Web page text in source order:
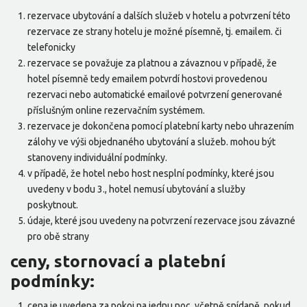
rezervace ubytování a dalších služeb v hotelu a potvrzení této
rezervace ze strany hotelu je možné písemně, tj. emailem. či
telefonicky
rezervace se považuje za platnou a závaznou v případě, že
hotel písemně tedy emailem potvrdí hostovi provedenou
rezervaci nebo automatické emailové potvrzení generované
příslušným online rezervačním systémem.
rezervace je dokončena pomocí platební karty nebo uhrazením
zálohy ve výši objednaného ubytování a služeb. mohou být
stanoveny individuální podmínky.
v případě, že hotel nebo host nesplní podmínky, které jsou
uvedeny v bodu 3., hotel nemusí ubytování a služby
poskytnout.
údaje, které jsou uvedeny na potvrzení rezervace jsou závazné
pro obě strany
ceny, stornovací a platební
podmínky: